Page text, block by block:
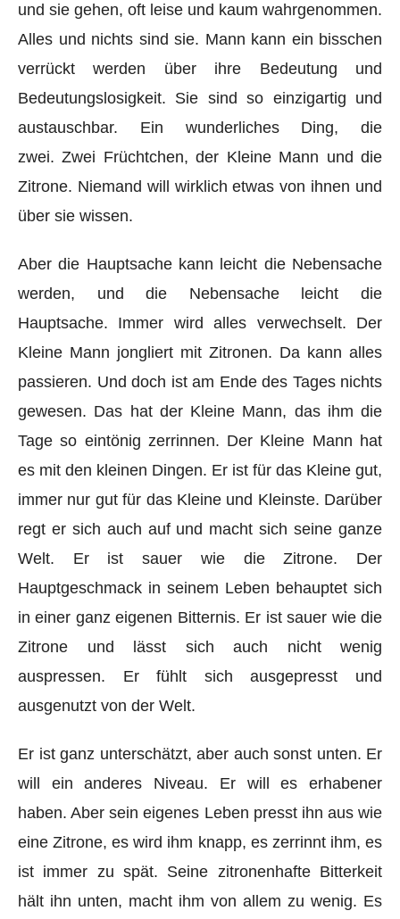
und sie gehen, oft leise und kaum wahrgenommen.
Alles und nichts sind sie. Mann kann ein bisschen
verrückt werden über ihre Bedeutung und
Bedeutungslosigkeit. Sie sind so einzigartig und
austauschbar. Ein wunderliches Ding, die
zwei.Zwei Früchtchen, der Kleine Mann und die
Zitrone. Niemand will wirklich etwas von ihnen und
über sie wissen.
Aber die Hauptsache kann leicht die Nebensache
werden, und die Nebensache leicht die
Hauptsache. Immer wird alles verwechselt. Der
Kleine Mann jongliert mit Zitronen. Da kann alles
passieren. Und doch ist am Ende des Tages nichts
gewesen. Das hat der Kleine Mann, das ihm die
Tage so eintönig zerrinnen. Der Kleine Mann hat
es mit den kleinen Dingen. Er ist für das Kleine gut,
immer nur gut für das Kleine und Kleinste. Darüber
regt er sich auch auf und macht sich seine ganze
Welt. Er ist sauer wie die Zitrone. Der
Hauptgeschmack in seinem Leben behauptet sich
in einer ganz eigenen Bitternis. Er ist sauer wie die
Zitrone und lässt sich auch nicht wenig
auspressen. Er fühlt sich ausgepresst und
ausgenutzt von der Welt.
Er ist ganz unterschätzt, aber auch sonst unten. Er
will ein anderes Niveau. Er will es erhabener
haben. Aber sein eigenes Leben presst ihn aus wie
eine Zitrone, es wird ihm knapp, es zerrinnt ihm, es
ist immer zu spät. Seine zitronenhafte Bitterkeit
hält ihn unten, macht ihm von allem zu wenig. Es